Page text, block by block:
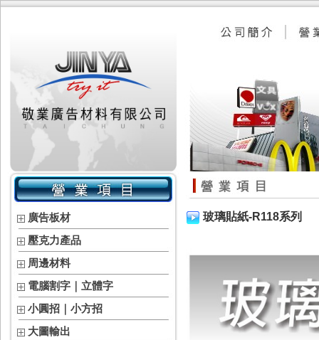
廣告板材
壓克力產品
周邊材料
電腦割字｜立體字
小圓招｜小方招
大圖輸出
玻璃貼紙-R118系列